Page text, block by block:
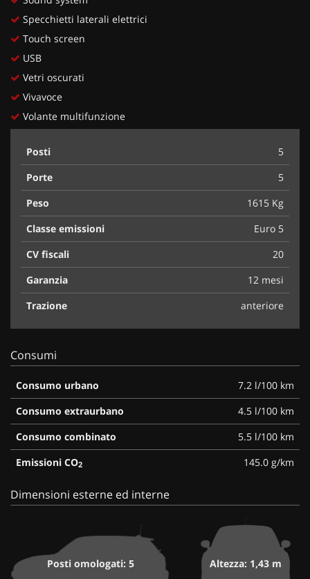
Specchietti laterali elettrici
Touch screen
USB
Vetri oscurati
Vivavoce
Volante multifunzione
Posti
5
Porte
5
Peso
1615 Kg
Classe emissioni
Euro 5
CV fiscali
20
Garanzia
12 mesi
Trazione
anteriore
Consumi
Consumo urbano
7.2 l/100 km
Consumo extraurbano
4.5 l/100 km
Consumo combinato
5.5 l/100 km
Emissioni CO2 145.0 g/km
Dimensioni esterne ed interne
Posti omologati: 5 Altezza: 1,43 m